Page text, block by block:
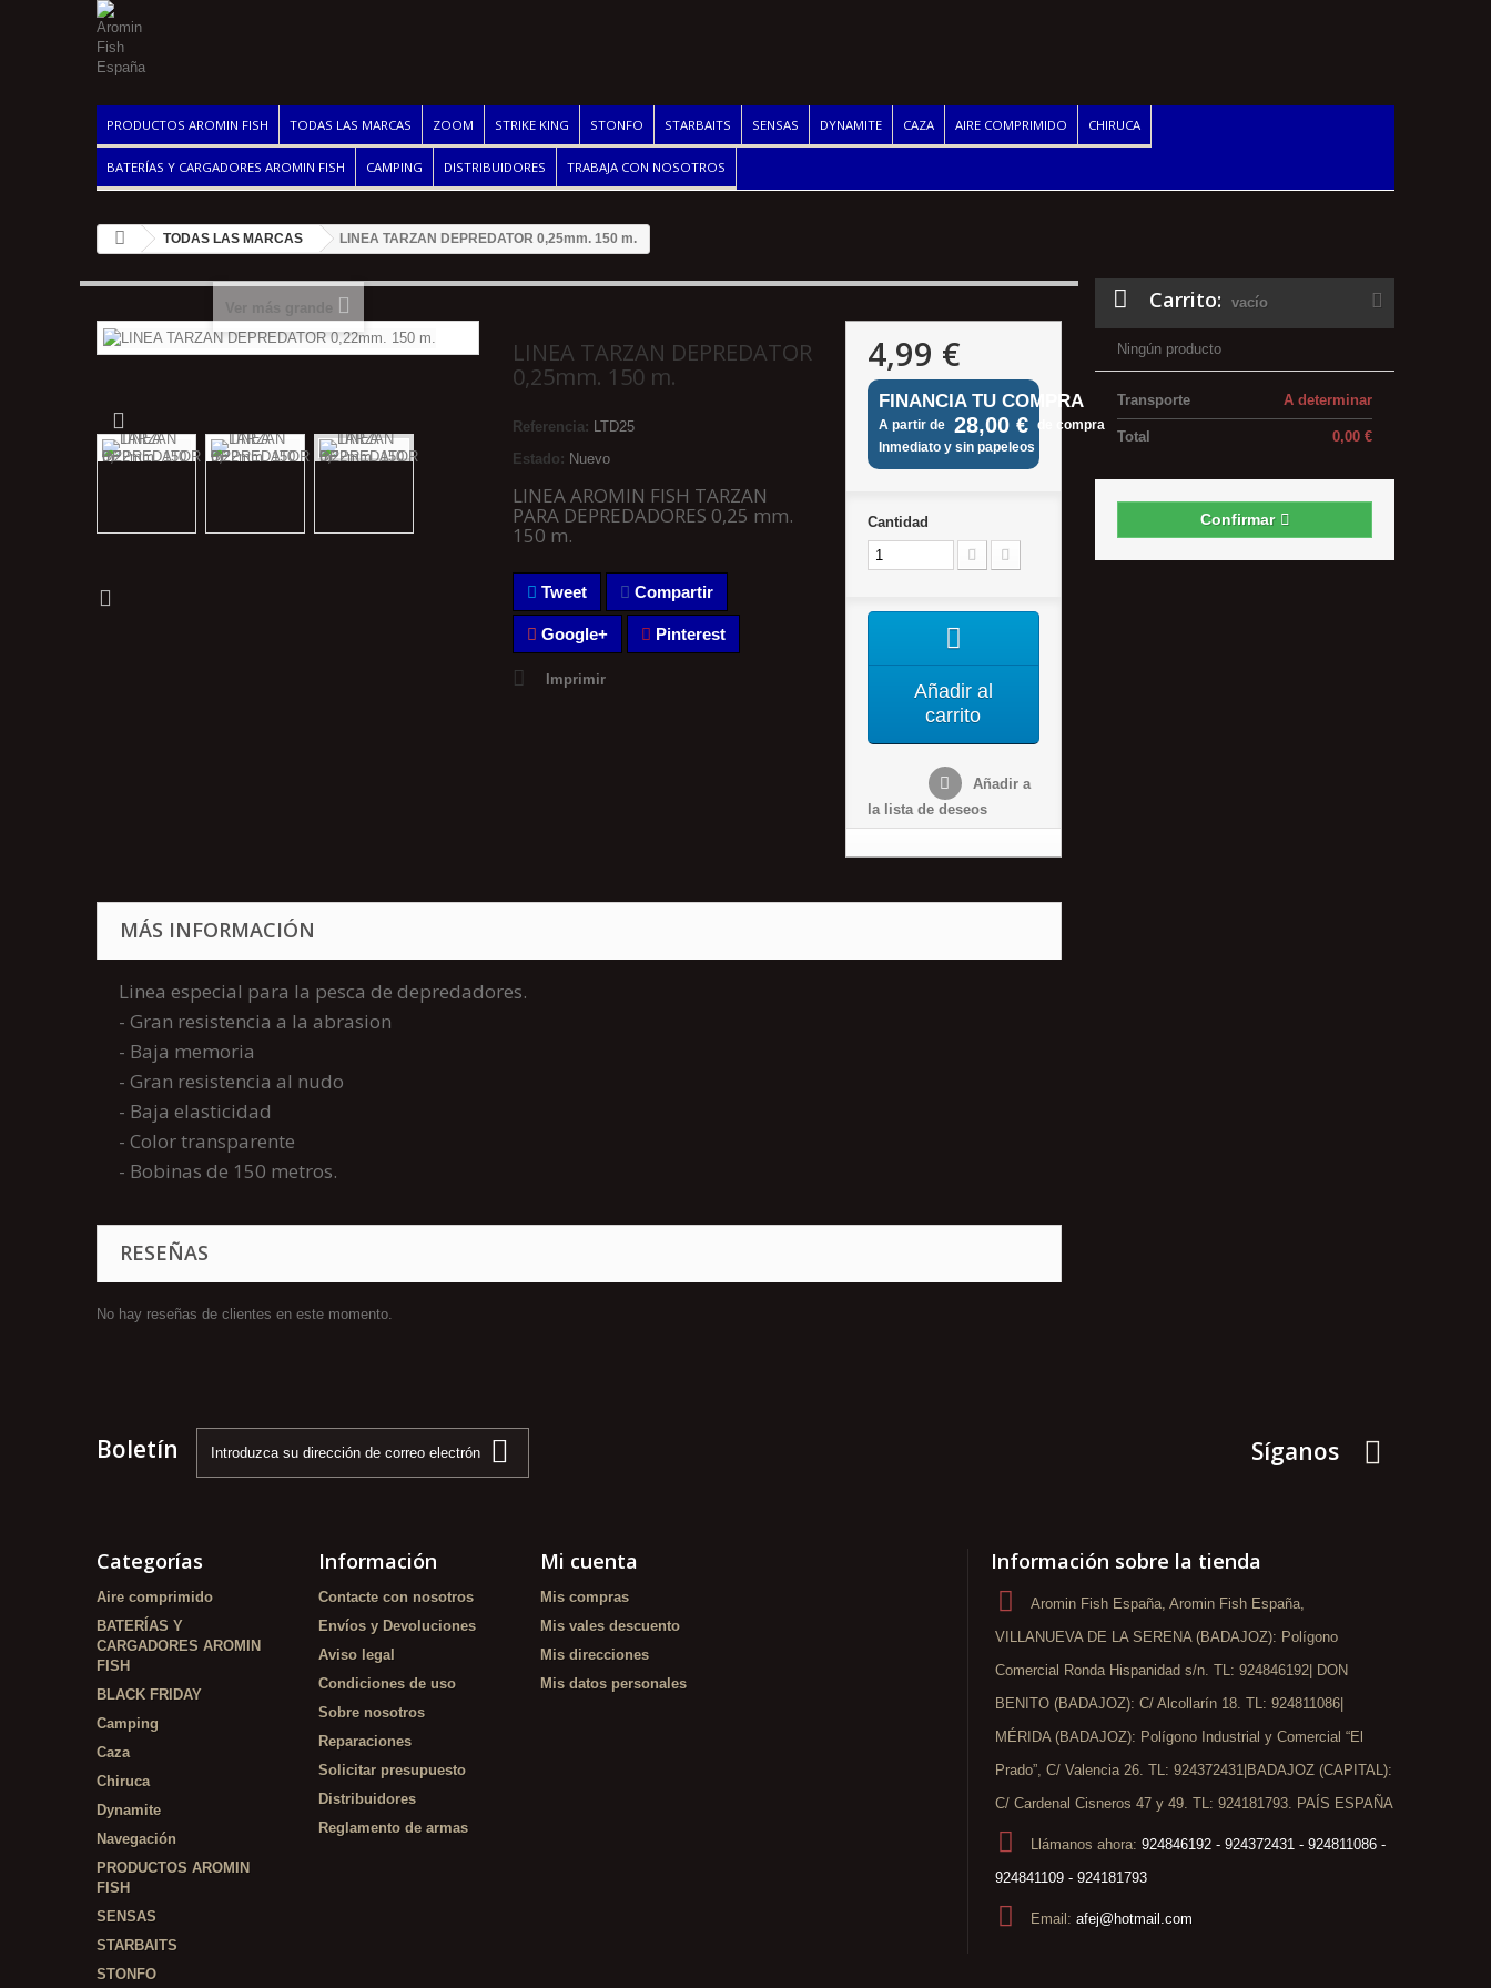
PRODUCTOS AROMIN FISH TODAS LAS MARCAS ZOOM STRIKE KING STONFO STARBAITS SENSAS DYNAMITE CAZA AIRE COMPRIMIDO CHIRUCA
BATERÍAS Y CARGADORES AROMIN FISH CAMPING DISTRIBUIDORES TRABAJA CON NOSOTROS
TODAS LAS MARCAS LINEA TARZAN DEPREDATOR 0,25mm. 150 m.
LINEA TARZAN DEPREDATOR
0,25mm. 150 m.
Referencia: LTD25
Estado: Nuevo
LINEA AROMIN FISH TARZAN
PARA DEPREDADORES 0,25 mm.
150 m.
Tweet Compartir
Google+ Pinterest
Imprimir
4,99 €
FINANCIA TU COMPRA
A partir de 28,00 € de compra
Inmediato y sin papeleos
Cantidad
Añadir al
carrito
Añadir a
la lista de deseos
MÁS INFORMACIÓN
Linea especial para la pesca de depredadores.
- Gran resistencia a la abrasion
- Baja memoria
- Gran resistencia al nudo
- Baja elasticidad
- Color transparente
- Bobinas de 150 metros.
RESEÑAS
No hay reseñas de clientes en este momento.
Carrito: vacío
Ningún producto
A determinar
Transporte
0,00 €
Total
Confirmar
Boletín Síganos
Categorías
Aire comprimido
BATERÍAS Y
CARGADORES AROMIN
FISH
BLACK FRIDAY
Camping
Caza
Chiruca
Dynamite
Navegación
PRODUCTOS AROMIN
FISH
SENSAS
STARBAITS
STONFO
Información
Contacte con nosotros
Envíos y Devoluciones
Aviso legal
Condiciones de uso
Sobre nosotros
Reparaciones
Solicitar presupuesto
Distribuidores
Reglamento de armas
Mi cuenta
Mis compras
Mis vales descuento
Mis direcciones
Mis datos personales
Información sobre la tienda
Aromin Fish España, Aromin Fish España,
VILLANUEVA DE LA SERENA (BADAJOZ): Polígono
Comercial Ronda Hispanidad s/n. TL: 924846192| DON
BENITO (BADAJOZ): C/ Alcollarín 18. TL: 924811086|
MÉRIDA (BADAJOZ): Polígono Industrial y Comercial “El
Prado”, C/ Valencia 26. TL: 924372431|BADAJOZ (CAPITAL):
C/ Cardenal Cisneros 47 y 49. TL: 924181793. PAÍS ESPAÑA
Llámanos ahora: 924846192 - 924372431 - 924811086 -
924841109 - 924181793
Email: afej@hotmail.com